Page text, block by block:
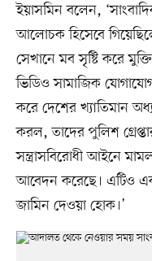
ইয়াসমিন বলেন,
আলোচক হিসেবে
সেখানে মব সৃষ্টি করে
ভিডিও সামাজিক
করে দেশের খ্যাতিমান
করল, তাদের পুলিশ
সন্ত্রাসবিরোধী আইনে
আবেদন করেছে। এটিও
জামিন দেওয়া হোক।’